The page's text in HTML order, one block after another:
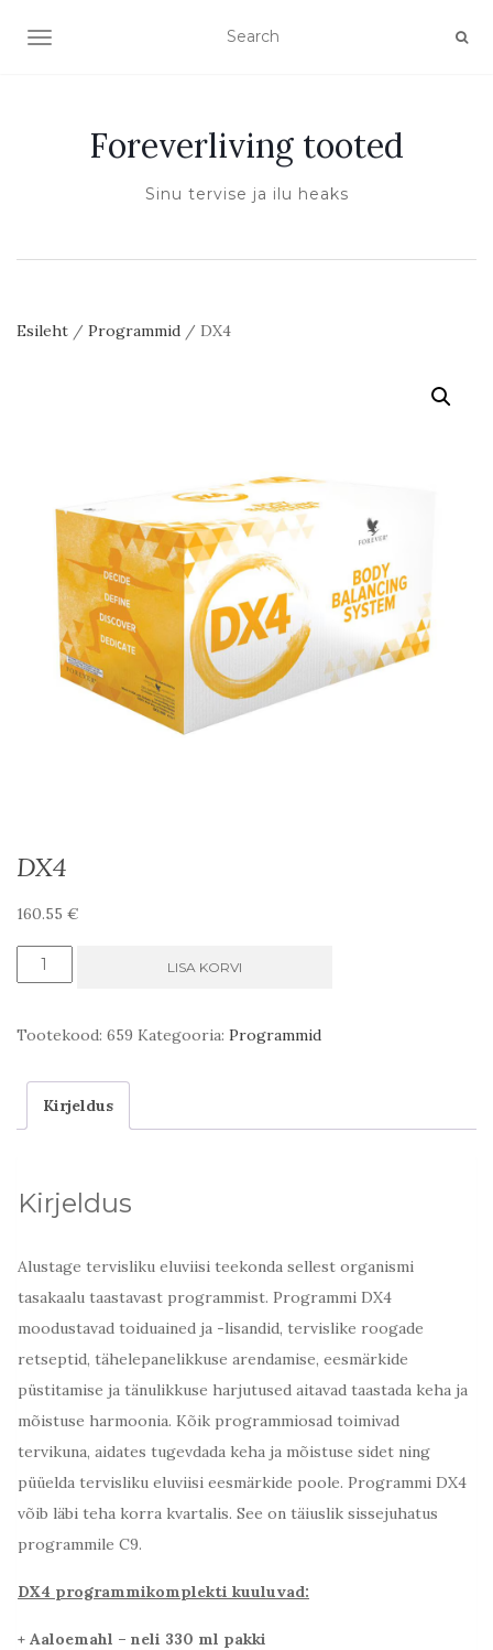
TOGGLE NAVIGATION
Foreverliving tooted
Sinu tervise ja ilu heaks
Esileht / Programmid / DX4
DX4
160.55 €
DX4
LISA KORVI
Tootekood: 659 Kategooria: Programmid
Kirjeldus
Kirjeldus
Alustage tervisliku eluviisi teekonda sellest organismi
tasakaalu taastavast programmist. Programmi DX4
moodustavad toiduained ja -lisandid, tervislike roogade
retseptid, tähelepanelikkuse arendamise, eesmärkide
püstitamise ja tänulikkuse harjutused aitavad taastada keha ja
mõistuse harmoonia. Kõik programmiosad toimivad
tervikuna, aidates tugevdada keha ja mõistuse sidet ning
püüelda tervisliku eluviisi eesmärkide poole. Programmi DX4
võib läbi teha korra kvartalis. See on täiuslik sissejuhatus
programmile C9.
DX4 programmikomplekti kuuluvad:
+ Aaloemahl – neli 330 ml pakki